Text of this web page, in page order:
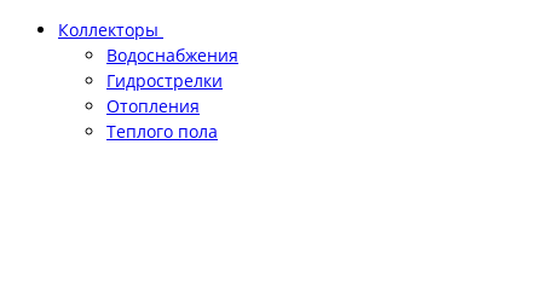
Коллекторы
Водоснабжения
Гидрострелки
Отопления
Теплого пола